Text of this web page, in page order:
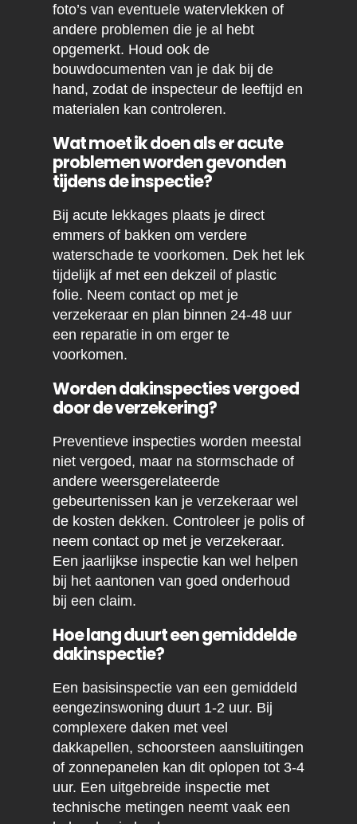
foto’s van eventuele watervlekken of
andere problemen die je al hebt
opgemerkt. Houd ook de
bouwdocumenten van je dak bij de
hand, zodat de inspecteur de leeftijd en
materialen kan controleren.
Wat moet ik doen als er acute
problemen worden gevonden
tijdens de inspectie?
Bij acute lekkages plaats je direct
emmers of bakken om verdere
waterschade te voorkomen. Dek het lek
tijdelijk af met een dekzeil of plastic
folie. Neem contact op met je
verzekeraar en plan binnen 24-48 uur
een reparatie in om erger te
voorkomen.
Worden dakinspecties vergoed
door de verzekering?
Preventieve inspecties worden meestal
niet vergoed, maar na stormschade of
andere weersgerelateerde
gebeurtenissen kan je verzekeraar wel
de kosten dekken. Controleer je polis of
neem contact op met je verzekeraar.
Een jaarlijkse inspectie kan wel helpen
bij het aantonen van goed onderhoud
bij een claim.
Hoe lang duurt een gemiddelde
dakinspectie?
Een basisinspectie van een gemiddeld
eengezinswoning duurt 1-2 uur. Bij
complexere daken met veel
dakkapellen, schoorsteen aansluitingen
of zonnepanelen kan dit oplopen tot 3-4
uur. Een uitgebreide inspectie met
technische metingen neemt vaak een